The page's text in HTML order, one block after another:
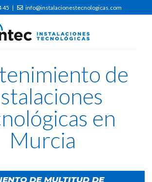
45 | info@instalacionestecnologicas.com
de
en
Murcia
DE MULTITUD DE